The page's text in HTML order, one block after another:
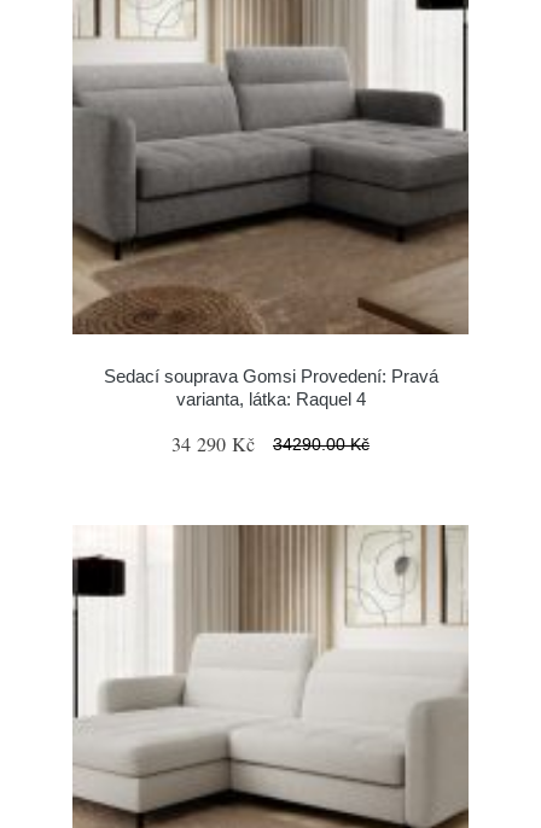
Sedací souprava Gomsi Provedení: Pravá
varianta, látka: Raquel 4
34 290 Kč 34290.00 Kč